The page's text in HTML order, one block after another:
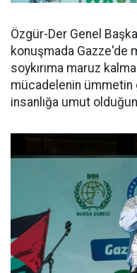
Özgür-Der Genel
konuşmada Gazze'de
soykırıma maruz
mücadelenin ümmetin
insanlığa umut